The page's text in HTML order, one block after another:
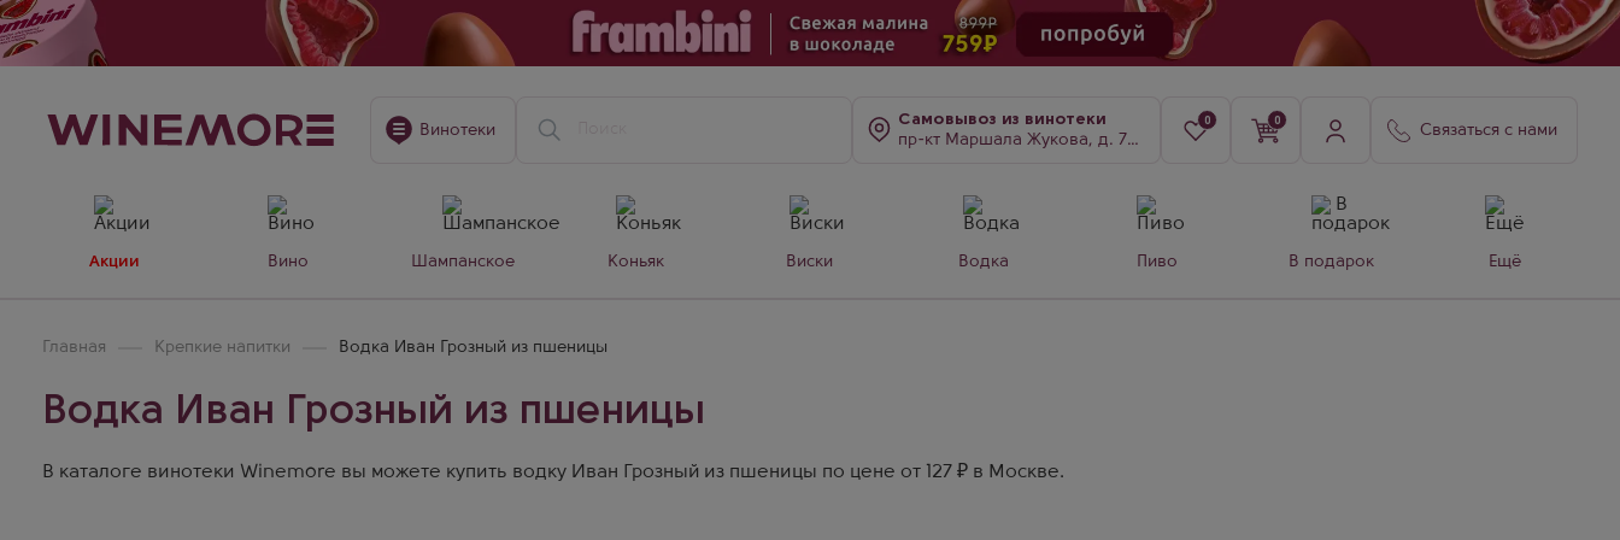
Винотеки
Самовывоз из винотеки
пр-кт Маршала Жукова, д. 78, к. 3
0 0
Связаться с нами
Акции Вино Шампанское Коньяк Виски Водка Пиво В подарок Ещё
Главная Крепкие напитки Водка Иван Грозный из пшеницы
Водка Иван Грозный из пшеницы
В каталоге винотеки Winemore вы можете купить водку Иван Грозный из пшеницы по цене от 127 ₽ в Москве.